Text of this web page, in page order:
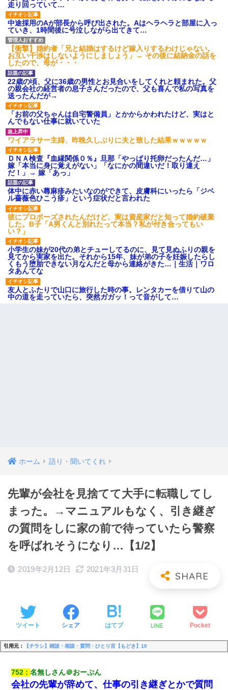
走り回っていて…
中途採用のAが部長から呼び出された。Aはヘラヘラと部屋に入っ
ていき、1時間後に号泣しながら出てきて…
【衝撃】婚約者「兄と結婚はするけど嫁入りするわけじゃない。
お互い干渉はしないようにしましょう」→ その後に結納金の話を
したので、母が・・・
22歳の頃、父に36歳の男性とお見合いをしてくれと頼まれた。父
の親会社の経営者の息子さんだったので、父も喜んで私の写真を
送ったんだが→
「お前の父ちゃんは自宅警備員」とかからかわれたけど、実はと
んでもない仕事に就いていた
ワイアラサー主婦、昨晩久しぶりに夫と致した結果ｗｗｗｗｗ
ＤＮＡ検査『血縁関係０％』旦那「やっぱり托卵だったんだ…」
嫁「本当に身に覚えがない」「なにかの間違いだ！取り違え
だ！」→ 嫁「あっ」
体中に赤い蕁麻疹みたいなのができて、皮膚科にいったら「ジベ
ル薔薇色ひこう疹」という症状だと言われた
彼にプロポーズされたんだけど、実は資産家だと知って婚約破棄
した。B子「A男くんと別れたって本当？私が付き合ってもい
い？」
小学生の妹が20代の弟とチューしてるのに、見て見ぬふりの親を
見てから実家を出た。それから15年、妹が弟の子を妊娠したらし
くもう堕胎できない月なんだと母から連絡がきた…｜生活｜ワロ
タあんてな
友人とふたりで山口に旅行した時の事。レンタカーを借りて山の
中の道を走っていたら、突然ガガッ！って音がして…
ホーム 語り・聞いてくれ
先輩が会社を見捨てて大手に転職してし
まった。→マニュアルもなく、引き継ぎ
の質問をしに家の前で待っていたら警察
を呼ばれそうになり…【1/2】
2019年2月12日 2021年3月31日
ツイート シェア はてブ LINE Pocket
引用元： 【チラシ】雑談・相談・質問・ひとり言【もどき】10
752 名無しさん＠おーぷん
会社の先輩が辞めて、仕事の引き継ぎとかで質問